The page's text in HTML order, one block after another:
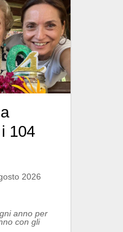
104
2026
anno per
con gli